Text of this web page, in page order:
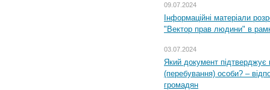
09.07.2024
Інформаційні матеріали
"Вектор прав людини" в
03.07.2024
Який документ підтверджує
(перебування) особи? –
громадян